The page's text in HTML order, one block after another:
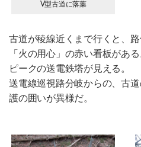
V型古道に落葉
古道が稜線近くまで行くと、
「火の用心」の赤い看板があ
ピークの送電鉄塔が見える。
送電線巡視路分岐からの、古
護の囲いが異様だ。